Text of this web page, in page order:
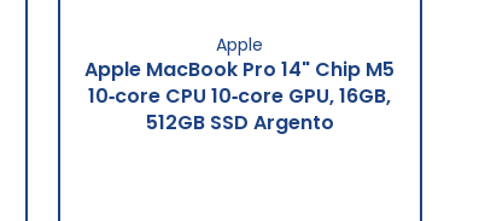
Apple
Apple MacBook Pro 14" Chip M5
10‑core CPU 10‑core GPU, 16GB,
512GB SSD Argento